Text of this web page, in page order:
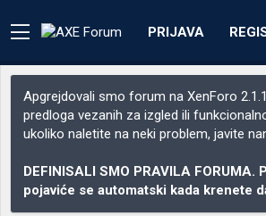
PRIJAVA
Apgrejdovali smo forum na XenForo
predloga vezanih za izgled ili
ukoliko naletite na neki problem, javite
DEFINISALI SMO PRAVILA FORUMA.
pojaviće se automatski kada krenete